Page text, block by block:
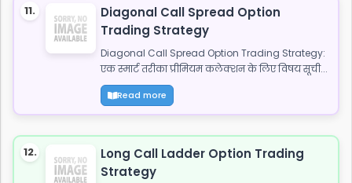
11.
Diagonal Call Spread Option
Trading Strategy
Diagonal Call Spread Option Trading Strategy:
एक स्मार्ट तरीका प्रीमियम कलेक्शन के लिए विषय सूची...
Read more
12.
Long Call Ladder Option Trading
Strategy